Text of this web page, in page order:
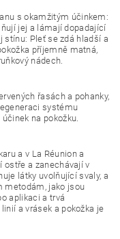
s okamžitým účinkem:
jej a lámají dopadající
stínu: Pleť se zdá hladší a
příjemně matná,
nádech.
řasách a pohanky,
systému
na pokožku.
a v La Réunion a
ostře a zanechávají v
látky uvolňující svaly, a
metodám, jako jsou
aplikaci a trvá
a vrásek a pokožka je